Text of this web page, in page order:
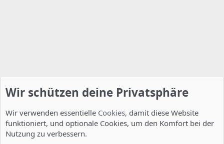
Wir schützen deine Privatsphäre
Wir verwenden essentielle Cookies, damit diese Website
funktioniert, und optionale Cookies, um den Komfort bei der
Nutzung zu verbessern.